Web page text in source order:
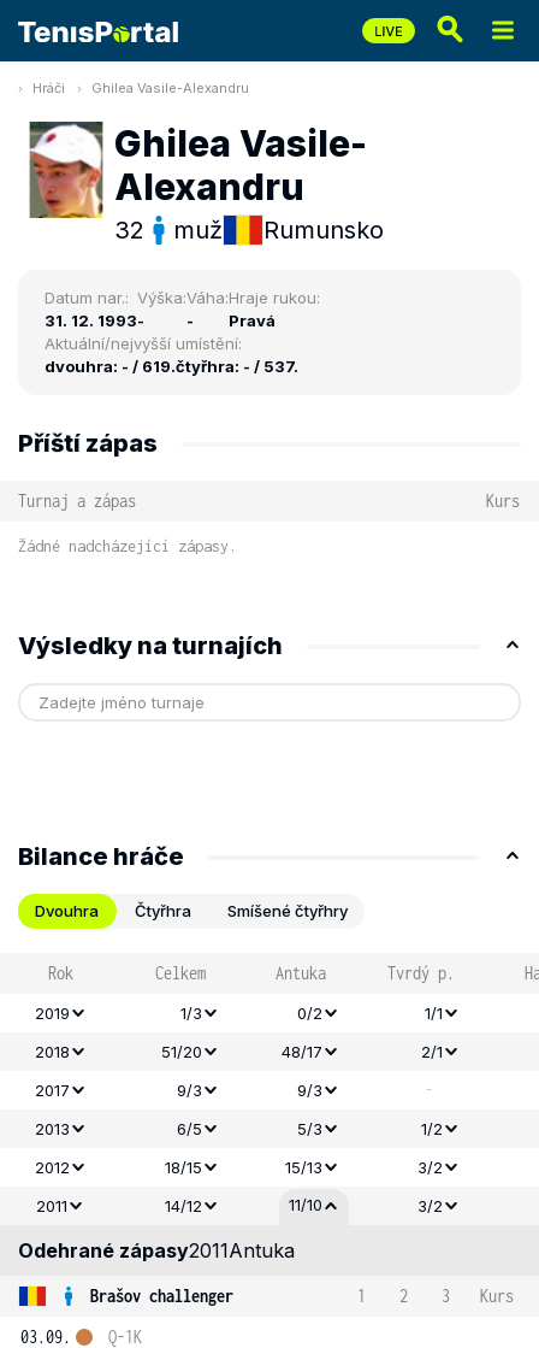
Hráči Ghilea Vasile-Alexandru
Ghilea Vasile-
Alexandru
32 muž Rumunsko
Datum nar.:
31. 12. 1993
Výška:
-
Váha:
-
Hraje rukou:
Pravá
Aktuální/nejvyšší umístění:
dvouhra: - / 619.čtyřhra: - / 537.
Příští zápas
Turnaj a zápas Kurs
Žádné nadcházející zápasy.
Výsledky na turnajích
Bilance hráče
Dvouhra Čtyřhra Smíšené čtyřhry
Rok Celkem Antuka Tvrdý p.
2019 1/3 0/2
1/1
2018
51/20 48/17
2/1
2017
9/3 9/3 -
2013 6/5 5/3
1/2
2012
18/15 15/13
3/2
2011
14/12 11/10 3/2
Odehrané zápasy2011Antuka
Brašov challenger 1 2 3
Kurs
03.09.
Q-1K